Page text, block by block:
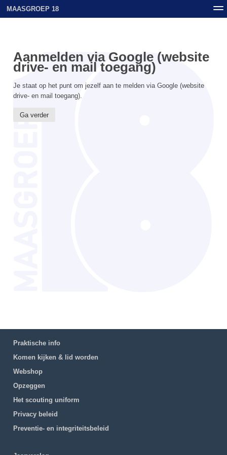
MAASGROEP 18
Aanmelden via Google (website
drive- en mail toegang)
Je staat op het punt om jezelf aan te melden via Google (website
drive- en mail toegang).
Ga verder
Praktische info
Komen kijken & lid worden
Webshop
Opzeggen
Het scouting uniform
Privacy beleid
Preventie- en integriteitsbeleid